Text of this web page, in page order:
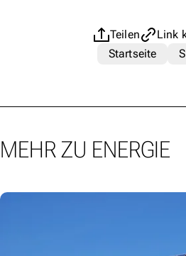
Teilen
Link
Startseite
MEHR ZU ENERGIE